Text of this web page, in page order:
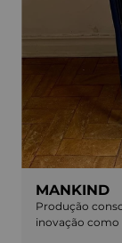
MANKIND
Produção
inovação como